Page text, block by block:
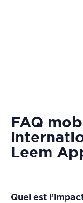
FAQ
Leem
Quel est